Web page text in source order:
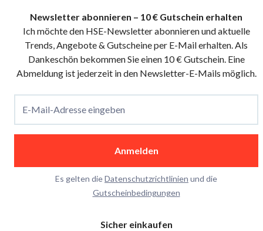
Newsletter abonnieren – 10 € Gutschein erhalten
Ich möchte den HSE-Newsletter abonnieren und aktuelle
Trends, Angebote & Gutscheine per E-Mail erhalten. Als
Dankeschön bekommen Sie einen 10 € Gutschein. Eine
Abmeldung ist jederzeit in den Newsletter-E-Mails möglich.
E-Mail-Adresse eingeben
Anmelden
Es gelten dieDatenschutzrichtlinien und die
Gutscheinbedingungen
Sicher einkaufen